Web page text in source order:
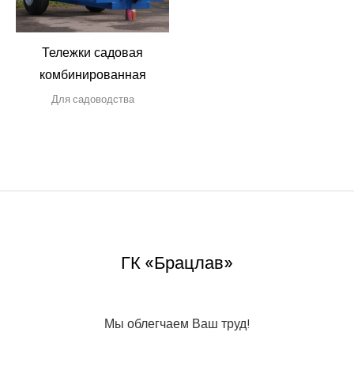
Тележки садовая
комбинированная
Для садоводства
ГК «Брацлав»
Мы облегчаем Ваш труд!